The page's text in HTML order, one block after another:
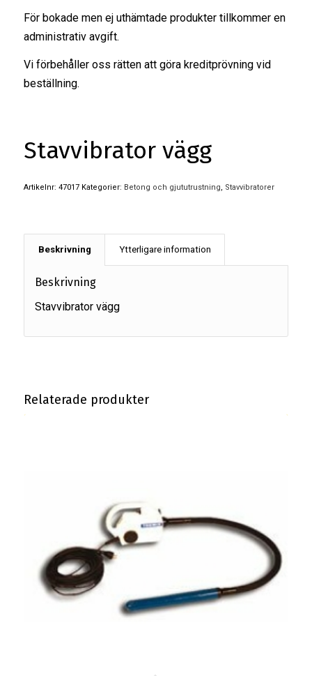
För bokade men ej uthämtade produkter tillkommer en
administrativ avgift.
Vi förbehåller oss rätten att göra kreditprövning vid
beställning.
Stavvibrator vägg
Artikelnr: 47017 Kategorier: Betong och gjututrustning, Stavvibratorer
Beskrivning Ytterligare information
Beskrivning
Stavvibrator vägg
Relaterade produkter